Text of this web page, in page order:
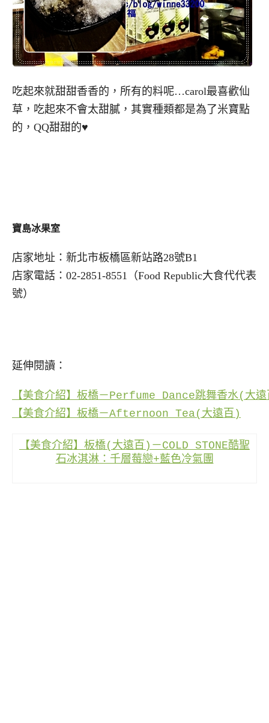
吃起來就甜甜香香的，所有的料呢…carol最喜歡仙
草，吃起來不會太甜膩，其實種類都是為了米寶點
的，QQ甜甜的♥
寶島冰果室
店家地址：新北市板橋區新站路28號B1
店家電話：02-2851-8551（Food Republic大食代代表
號）
延伸閱讀：
【美食介紹】板橋－Perfume Dance跳舞香水(大
【美食介紹】板橋－Afternoon Tea(大遠百)
【美食介紹】板橋(大遠百)－COLD STONE酷聖
石冰淇淋：千層莓戀+藍色冷氣團